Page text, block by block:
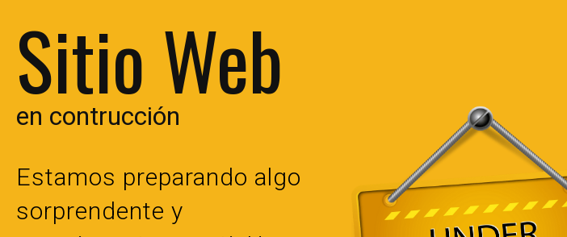
Sitio Web
en contrucción
Estamos preparando algo
sorprendente y